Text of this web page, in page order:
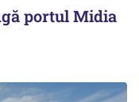
portul Midia